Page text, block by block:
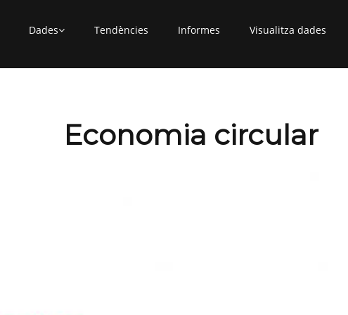
Dades Tendències Informes Visualitza dades
Economia circular